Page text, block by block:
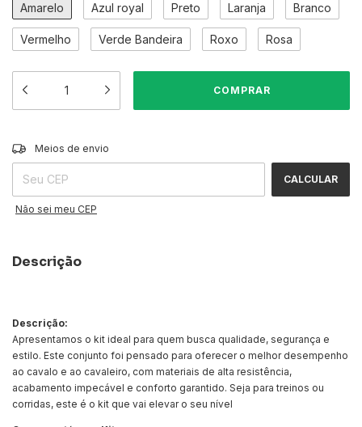
Amarelo Azul royal Preto Laranja Branco
Vermelho Verde Bandeira Roxo Rosa
Entregas para o CEP:
Meios de envio
CALCULAR
Não sei meu CEP
Descrição
Descrição:
Apresentamos o kit ideal para quem busca qualidade, segurança e
estilo. Este conjunto foi pensado para oferecer o melhor desempenho
ao cavalo e ao cavaleiro, com materiais de alta resistência,
acabamento impecável e conforto garantido. Seja para treinos ou
corridas, este é o kit que vai elevar o seu nível